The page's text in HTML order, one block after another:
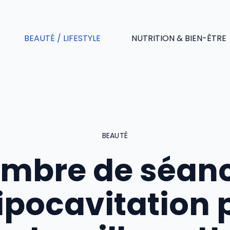
BEAUTÉ / LIFESTYLE NUTRITION & BIEN-ÊTRE
BEAUTÉ
de